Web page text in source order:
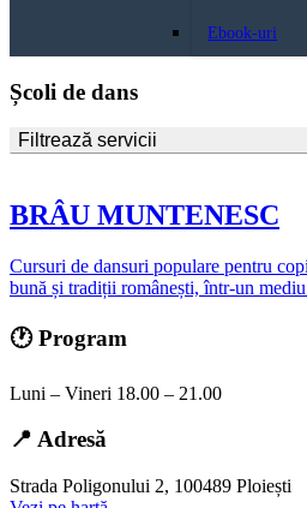
Ebook-uri
Școli de dans
Filtrează servicii
BRÂU MUNTENESC
Cursuri de dansuri populare pentru
bună și tradiții românești, într-un
🕐 Program
Luni – Vineri 18.00 – 21.00
📍 Adresă
Strada Poligonului 2, 100489 Ploiești